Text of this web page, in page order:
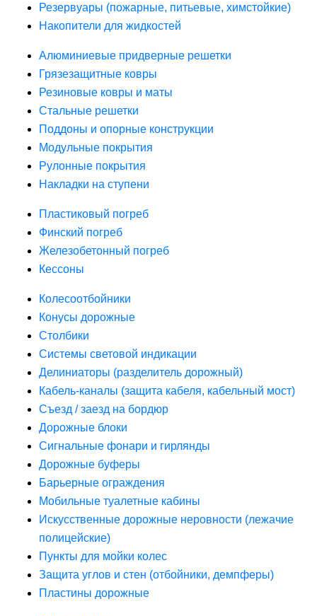
Резервуары (пожарные, питьевые, химстойкие)
Накопители для жидкостей
Алюминиевые придверные решетки
Грязезащитные ковры
Резиновые ковры и маты
Стальные решетки
Поддоны и опорные конструкции
Модульные покрытия
Рулонные покрытия
Накладки на ступени
Пластиковый погреб
Финский погреб
Железобетонный погреб
Кессоны
Колесоотбойники
Конусы дорожные
Столбики
Системы световой индикации
Делиниаторы (разделитель дорожный)
Кабель-каналы (защита кабеля, кабельный мост)
Съезд / заезд на бордюр
Дорожные блоки
Сигнальные фонари и гирлянды
Дорожные буферы
Барьерные ограждения
Мобильные туалетные кабины
Искусственные дорожные неровности (лежачие
полицейские)
Пункты для мойки колес
Защита углов и стен (отбойники, демпферы)
Пластины дорожные